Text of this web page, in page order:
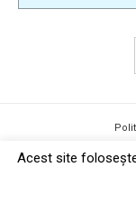
Acest site